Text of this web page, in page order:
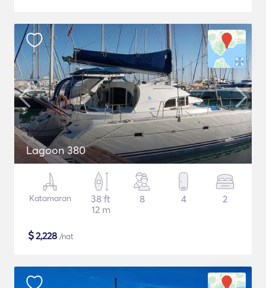
Lagoon 380
Katamaran
38 ft
12 m
8 4 2
$2,228 /nat